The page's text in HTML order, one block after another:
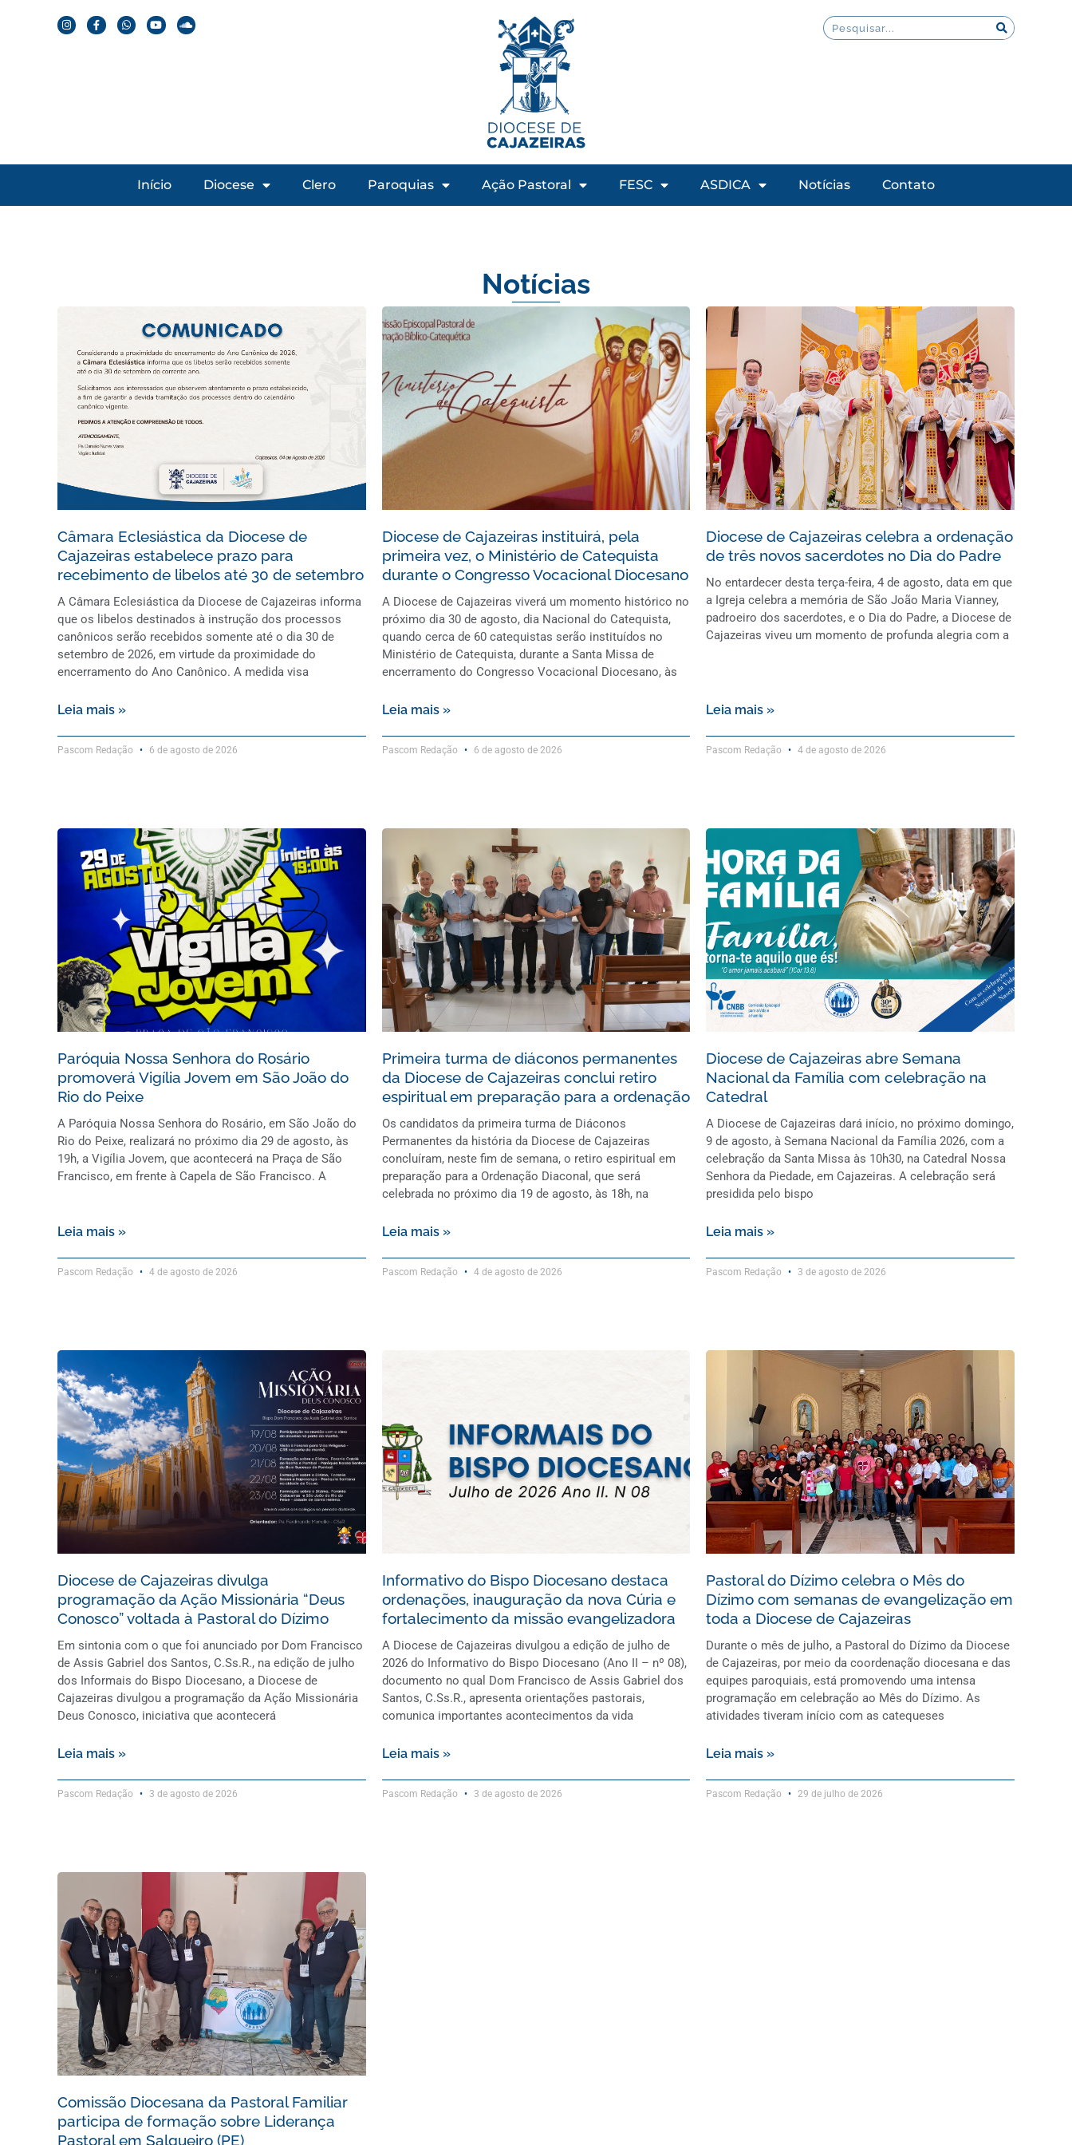
Início Diocese Clero Paroquias Ação Pastoral FESC ASDICA Notícias Contato
Notícias
Câmara Eclesiástica da Diocese de
Cajazeiras estabelece prazo para
recebimento de libelos até 30 de setembro
A Câmara Eclesiástica da Diocese de Cajazeiras informa
que os libelos destinados à instrução dos processos
canônicos serão recebidos somente até o dia 30 de
setembro de 2026, em virtude da proximidade do
encerramento do Ano Canônico. A medida visa
Leia mais »
Pascom Redação 6 de agosto de 2026
Diocese de Cajazeiras instituirá, pela
primeira vez, o Ministério de Catequista
durante o Congresso Vocacional Diocesano
A Diocese de Cajazeiras viverá um momento histórico no
próximo dia 30 de agosto, dia Nacional do Catequista,
quando cerca de 60 catequistas serão instituídos no
Ministério de Catequista, durante a Santa Missa de
encerramento do Congresso Vocacional Diocesano, às
Leia mais »
Pascom Redação 6 de agosto de 2026
Diocese de Cajazeiras celebra a ordenação
de três novos sacerdotes no Dia do Padre
No entardecer desta terça-feira, 4 de agosto, data em que
a Igreja celebra a memória de São João Maria Vianney,
padroeiro dos sacerdotes, e o Dia do Padre, a Diocese de
Cajazeiras viveu um momento de profunda alegria com a
Leia mais »
Pascom Redação 4 de agosto de 2026
Paróquia Nossa Senhora do Rosário
promoverá Vigília Jovem em São João do
Rio do Peixe
A Paróquia Nossa Senhora do Rosário, em São João do
Rio do Peixe, realizará no próximo dia 29 de agosto, às
19h, a Vigília Jovem, que acontecerá na Praça de São
Francisco, em frente à Capela de São Francisco. A
Leia mais »
Pascom Redação 4 de agosto de 2026
Primeira turma de diáconos permanentes
da Diocese de Cajazeiras conclui retiro
espiritual em preparação para a ordenação
Os candidatos da primeira turma de Diáconos
Permanentes da história da Diocese de Cajazeiras
concluíram, neste fim de semana, o retiro espiritual em
preparação para a Ordenação Diaconal, que será
celebrada no próximo dia 19 de agosto, às 18h, na
Leia mais »
Pascom Redação 4 de agosto de 2026
Diocese de Cajazeiras abre Semana
Nacional da Família com celebração na
Catedral
A Diocese de Cajazeiras dará início, no próximo domingo,
9 de agosto, à Semana Nacional da Família 2026, com a
celebração da Santa Missa às 10h30, na Catedral Nossa
Senhora da Piedade, em Cajazeiras. A celebração será
presidida pelo bispo
Leia mais »
Pascom Redação 3 de agosto de 2026
Diocese de Cajazeiras divulga
programação da Ação Missionária “Deus
Conosco” voltada à Pastoral do Dízimo
Em sintonia com o que foi anunciado por Dom Francisco
de Assis Gabriel dos Santos, C.Ss.R., na edição de julho
dos Informais do Bispo Diocesano, a Diocese de
Cajazeiras divulgou a programação da Ação Missionária
Deus Conosco, iniciativa que acontecerá
Leia mais »
Pascom Redação 3 de agosto de 2026
Informativo do Bispo Diocesano destaca
ordenações, inauguração da nova Cúria e
fortalecimento da missão evangelizadora
A Diocese de Cajazeiras divulgou a edição de julho de
2026 do Informativo do Bispo Diocesano (Ano II – nº 08),
documento no qual Dom Francisco de Assis Gabriel dos
Santos, C.Ss.R., apresenta orientações pastorais,
comunica importantes acontecimentos da vida
Leia mais »
Pascom Redação 3 de agosto de 2026
Pastoral do Dízimo celebra o Mês do
Dízimo com semanas de evangelização em
toda a Diocese de Cajazeiras
Durante o mês de julho, a Pastoral do Dízimo da Diocese
de Cajazeiras, por meio da coordenação diocesana e das
equipes paroquiais, está promovendo uma intensa
programação em celebração ao Mês do Dízimo. As
atividades tiveram início com as catequeses
Leia mais »
Pascom Redação 29 de julho de 2026
Comissão Diocesana da Pastoral Familiar
participa de formação sobre Liderança
Pastoral em Salgueiro (PE)